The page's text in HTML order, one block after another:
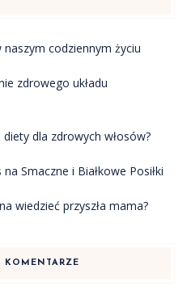
codziennym życiu
zdrowego układu
diety dla zdrowych włosów?
Smaczne i Białkowe Posiłki
wiedzieć przyszła mama?
KOMENTARZE